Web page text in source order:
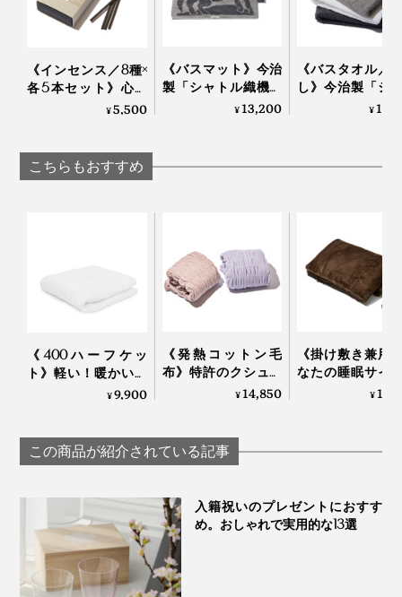
実は、グレーは、目にとって一番“自然”な色。
が、写真撮影では、被写体を肉眼で見た時にもっとも近
い、自然な明るさを「標準露出」と呼びます。
この明るさを確認するためのカード、「標準反射板」の
色こそグレーなのです。
なかでも『SERENE』は、糸の準備から毛布の仕上げ
まで、すべて一か所でできる国内唯一の工場で、熟練職
肌触りといい、軽さといい、自然のやさしさを感じる寝
《インセンス／8種×
各5本セット》心旅
する、香水仕立ての
¥5,500
《バスマット》今治
製「シャトル織機」
でゆっくり織った、
¥13,200
《バスタオル／
し》今治製「シ
ル織機」でゆっ
¥
こちらもおすすめ
《400ハーフケッ
ト》軽い！暖かい！
プロ向け防寒着から
ト
¥9,900
《発熱コットン毛
布》特許のクシュク
シュ構造が、空気を
毛布」｜ZEPPINハグ
ウォーム
¥14,850
《掛け敷き兼用
なたの睡眠サイ
に合わせて、電
¥
この商品が紹介されている記事
入籍祝いのプレゼントにおすす
め。おしゃれで実用的な13選